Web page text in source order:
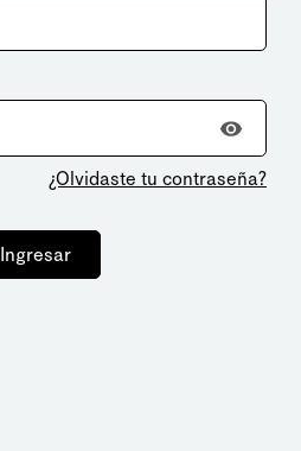
¿Olvidaste tu contraseña?
Ingresar